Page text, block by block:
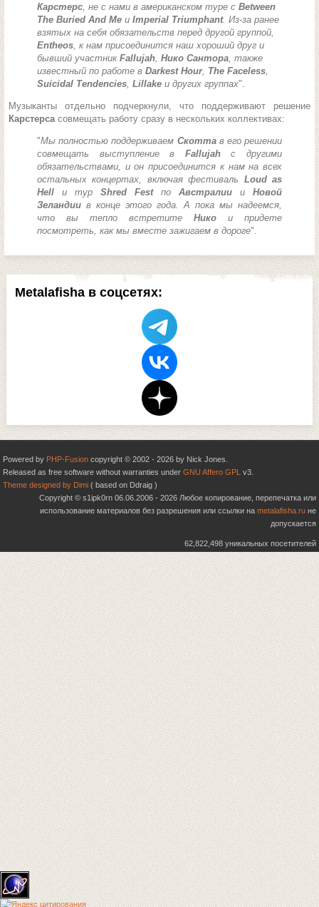
Metalafisha в соцсетях:
Карстерс, не с нами в американском туре с Between
The Buried And Me и Imperial Triumphant. Из-за ранее
взятых на себя обязательств перед другой группой,
Entheos, к нам присоединится наш хороший друг и
бывший участник Fallujah, Нико Сантора, также
известный по работе в Darkest Hour, The Faceless,
Suicidal Tendencies, Lillake и других группах".
Музыканты отдельно подчеркнули, что поддерживают решение
Карстерсасовмещать работу сразу в нескольких коллективах:
"Мы полностью поддерживаем Скотта в его решении
совмещать выступление в Fallujahс другими
обязательствами, и он присоединится к нам на всех
остальных концертах, включая фестиваль Loud as
Hell и тур Shred Festпо Австралии и Новой
Зеландии в конце этого года. А пока мы надеемся,
что вы тепло встретите Нико и придете
посмотреть, как мы вместе зажигаем в дороге".
Powered by PHP-Fusion copyright © 2002 - 2026 by Nick Jones.
Released as free software without warranties under GNU Affero GPL v3.
Theme designed by Dimi ( based on Ddraig )
Copyright © s1ipk0rn 06.06.2006 - 2026 Любое копирование, перепечатка или
использование материалов без разрешения или ссылки на metalafisha.ru не
допускается
62,822,498 уникальных посетителей